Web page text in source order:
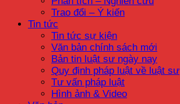
Trao đổi – Ý kiến
Tin tức
Tin tức sự kiện
Văn bản chính sách mới
Bản tin luật sư ngày nay
Quy định pháp luật về luật sư
Tư vấn pháp luật
Hình ảnh & Video